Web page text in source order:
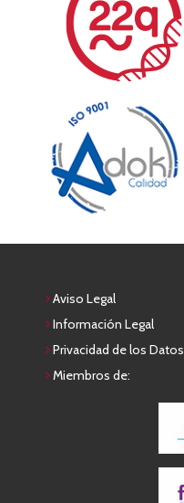
Aviso Legal
Información Legal
Privacidad de los Datos
Miembros de: